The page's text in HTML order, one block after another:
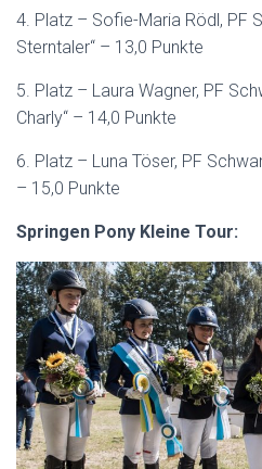
4. Platz – Sofie-Maria Rödl, PF
Sterntaler“ – 13,0 Punkte
5. Platz – Laura Wagner, PF
Charly“ – 14,0 Punkte
6. Platz – Luna Töser, PF
– 15,0 Punkte
Springen Pony Kleine Tour: